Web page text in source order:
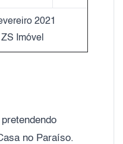
2021
Imóvel
no Paraíso.